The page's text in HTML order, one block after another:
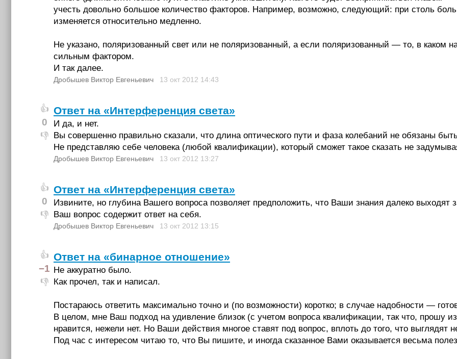
учесть довольно большое количество факторов. Например, возможно, следующий: при столь
изменяется относительно медленно.
Не указано, поляризованный свет или не поляризованный, а если поляризованный — то, в каком
сильным фактором.
И так далее.
Дробышев Виктор Евгеньевич 13 окт 2012 14:43
👍
0
👎
Ответ на «Интерференция света»
И да, и нет.
Вы совершенно правильно сказали, что длина оптического пути и фаза колебаний не обязаны
Не представляю себе человека (любой квалификации), который сможет такое сказать не
Дробышев Виктор Евгеньевич 13 окт 2012 13:27
👍
0
👎
Ответ на «Интерференция света»
Извините, но глубина Вашего вопроса позволяет предположить, что Ваши знания далеко
Ваш вопрос содержит ответ на себя.
Дробышев Виктор Евгеньевич 13 окт 2012 13:15
👍
−1
👎
Ответ на «бинарное отношение»
Не аккуратно было.
Как прочел, так и написал.
Постараюсь ответить максимально точно и (по возможности) коротко; в случае надобности —
В целом, мне Ваш подход на удивление близок (с учетом вопроса квалификации, так что, прошу
нравится, нежели нет. Но Ваши действия многое ставят под вопрос, вплоть до того, что выглядят
Под час с интересом читаю то, что Вы пишите, и иногда сказанное Вами оказывается весьма